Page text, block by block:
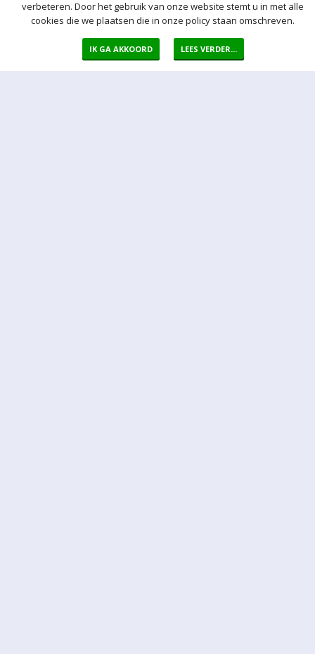
verbeteren. Door het gebruik van onze website stemt u in met alle
cookies die we plaatsen die in onze policy staan omschreven.
IK GA AKKOORD LEES VERDER...